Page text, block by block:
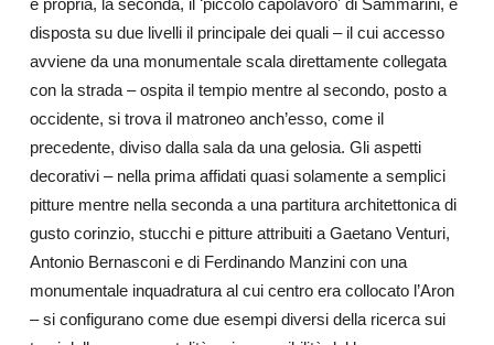
e propria, la seconda, il ʻpiccolo capolavoroʼ di Sammarini, è
disposta su due livelli il principale dei quali – il cui accesso
avviene da una monumentale scala direttamente collegata
con la strada – ospita il tempio mentre al secondo, posto a
occidente, si trova il matroneo anch’esso, come il
precedente, diviso dalla sala da una gelosia. Gli aspetti
decorativi – nella prima affidati quasi solamente a semplici
pitture mentre nella seconda a una partitura architettonica di
gusto corinzio, stucchi e pitture attribuiti a Gaetano Venturi,
Antonio Bernasconi e di Ferdinando Manzini con una
monumentale inquadratura al cui centro era collocato l’Aron
– si configurano come due esempi diversi della ricerca sui